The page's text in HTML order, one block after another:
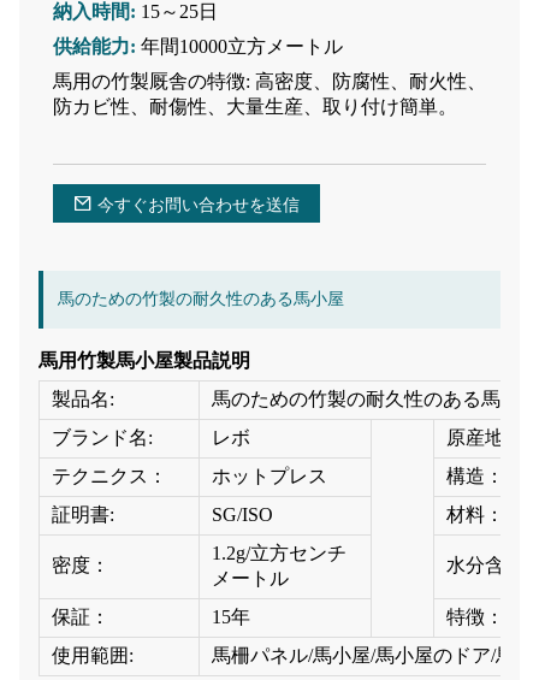
納入時間: 15～25日
供給能力: 年間10000立方メートル
馬用の竹製厩舎の特徴: 高密度、防腐性、耐火性、
防カビ性、耐傷性、大量生産、取り付け簡単。
今すぐお問い合わせを送信
馬のための竹製の耐久性のある馬小屋
馬用竹製馬小屋製品説明
製品名:
馬のための竹製の耐久性のある馬小屋
ブランド名:
レボ
原産地:
テクニクス：
ホットプレス
構造：
証明書:
SG/ISO 材料：
密度：
1.2g/立方センチ
メートル
水分含有
保証： 15年
特徴：
使用範囲:
馬柵パネル/馬小屋/馬小屋のドア/馬小